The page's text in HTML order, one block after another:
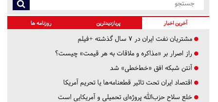
آخرین اخبار پربازدیدترین روزنامه ها
مشتریان نفت ایران در ۷ سال گذشته +فیلم
راز اصرار بر «مذاکره و ملاقات به هر قیمت» چیست؟
آنتن شبکه افق «خط‌خطی» شد
اقتصاد ایران تحت تاثیر قطعنامه‌ها یا تحریم‌ آمریکا
خلع سلاح حزب‌الله پروژه‌ای تحمیلی و آمریکایی است